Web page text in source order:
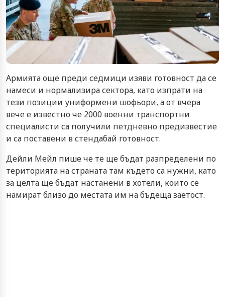
Армията още преди седмици изяви готовност да се
намеси и нормализира сектора, като изпрати на
тези позиции униформени шофьори, а от вчера
вече е известно че 2000 военни транспортни
специалисти са получили петдневно предизвестие
и са поставени в стендабай готовност.
Дейли Мейл пише че те ще бъдат разпределени по
територията на страната там където са нужни, като
за целта ще бъдат настанени в хотели, които се
намират близо до местата им на бъдеща заетост.